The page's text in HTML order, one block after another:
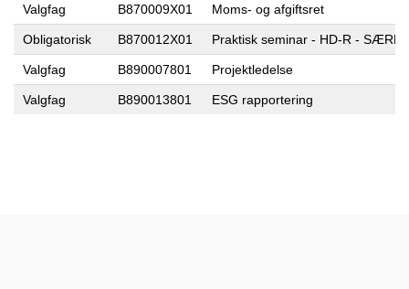
Valgfag B870009X01 Moms- og afgiftsret
Obligatorisk B870012X01 Praktisk seminar - HD-R -
Valgfag B890007801 Projektledelse
Valgfag B890013801 ESG rapportering